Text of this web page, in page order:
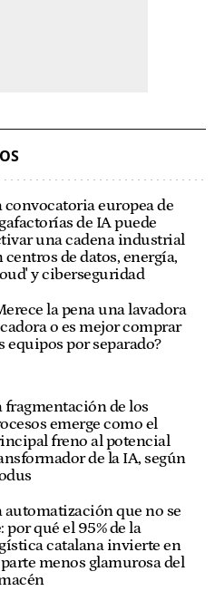
convocatoria europea de
de IA puede
una cadena industrial
centros de datos, energía,
y ciberseguridad
la pena una lavadora
o es mejor comprar
equipos por separado?
fragmentación de los
emerge como el
freno al potencial
de la IA, según
automatización que no se
por qué el 95% de la
catalana invierte en
menos glamurosa del